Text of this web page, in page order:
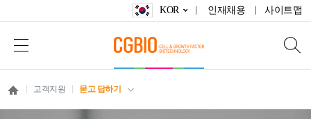
KOR 인재채용 사이트맵
고객지원 묻고 답하기